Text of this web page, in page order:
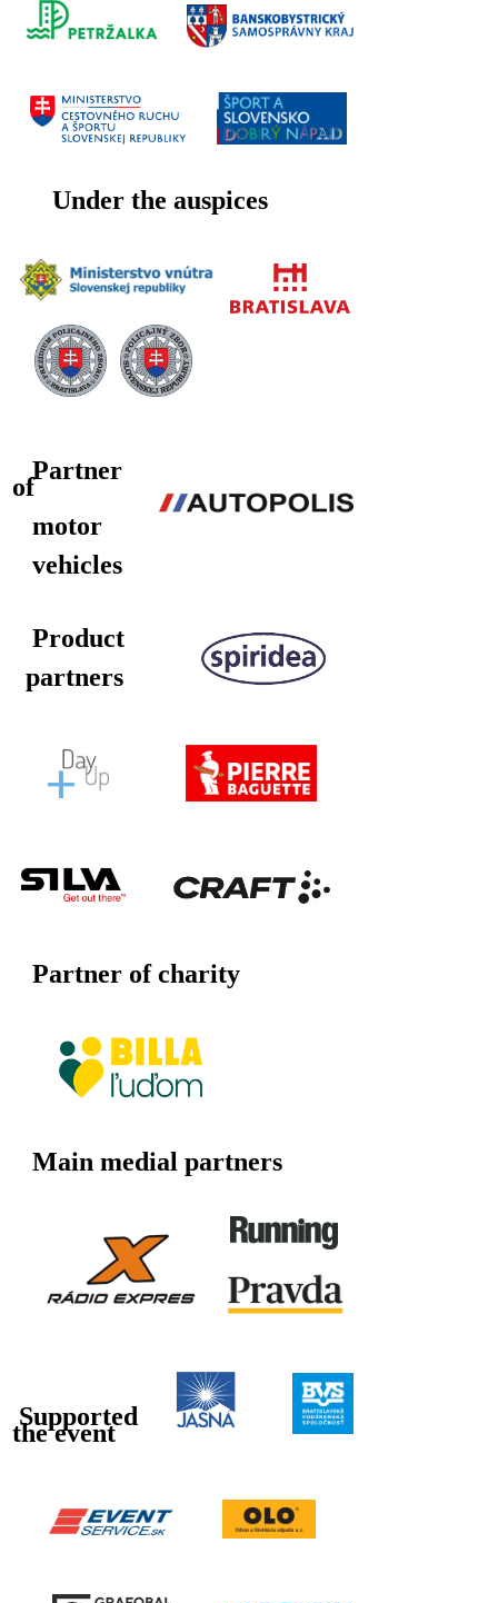
Under the auspices
Partner
of
motor
vehicles
Product
partners
Partner of charity
Main medial partners
Supported
the event